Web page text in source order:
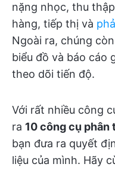
nặng nhọc, thu
hàng, tiếp thị và
Ngoài ra, chúng
biểu đồ và báo cáo
theo dõi tiến độ.
Với rất nhiều công
ra 10 công cụ phân
bạn đưa ra quyết
liệu của mình. Hãy